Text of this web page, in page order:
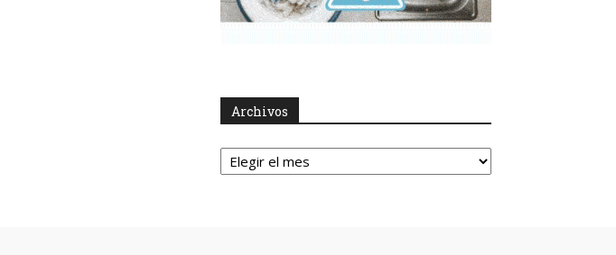
Archivos
Archivos